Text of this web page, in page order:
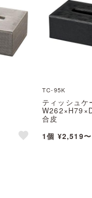
TC-95K
ティッシュケ
合皮
1個 ¥2,519〜